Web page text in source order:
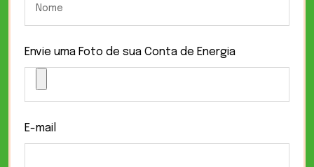
Envie uma Foto de sua Conta de Energia
E-mail